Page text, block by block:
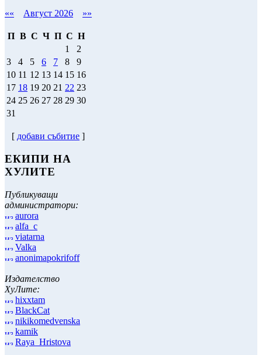
«« Август 2026 »»
П В С Ч П С Н
1
2
3
4 5 6 7 8
9
10 11 12 13 14 15 16
17 18 19 20 21 22 23
24 25 26 27 28 29 30
31
[ добави събитие ]
ЕКИПИ НА
ХУЛИТЕ
Публикуващи
администратори:
aurora
alfa_c
viatarna
Valka
anonimapokrifoff
Издателство
ХуЛите:
hixxtam
BlackCat
nikikomedvenska
kamik
Raya_Hristova